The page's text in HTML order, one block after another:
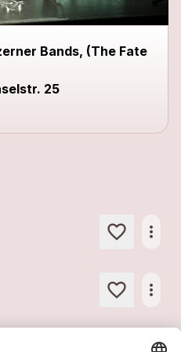
Bands, (The Fate
25
more_horiz
more_horiz
more_horiz